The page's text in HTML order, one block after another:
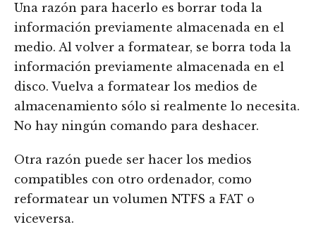
Una razón para hacerlo es borrar toda la
información previamente almacenada en el
medio. Al volver a formatear, se borra toda la
información previamente almacenada en el
disco. Vuelva a formatear los medios de
almacenamiento sólo si realmente lo necesita.
No hay ningún comando para deshacer.
Otra razón puede ser hacer los medios
compatibles con otro ordenador, como
reformatear un volumen NTFS a FAT o
viceversa.